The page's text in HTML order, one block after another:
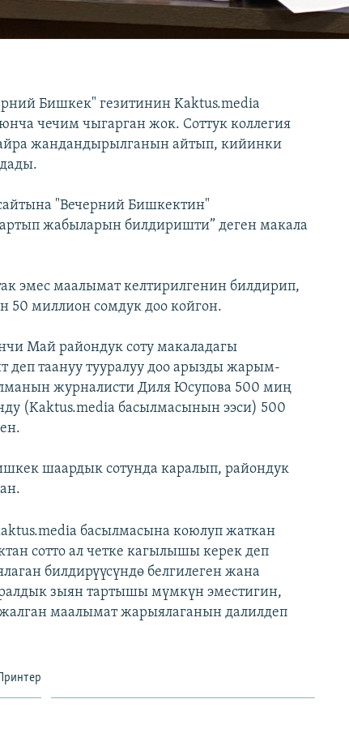
Бишкек" гезитинин Kaktus.media
чечим чыгарган жок. Соттук коллегия
жандандырылганын айтып, кийинки
"Вечерний Бишкектин"
жабыларын билдиришти” деген макала
эмес маалымат келтирилгенин билдирип,
50 миллион сомдук доо койгон.
Май райондук соту макаладагы
таануу тууралуу доо арызды жарым-
журналисти Диля Юсупова 500 миң
(Kaktus.media басылмасынын ээси) 500
шаардык сотунда каралып, райондук
басылмасына коюлуп жаткан
сотто ал четке кагылышы керек деп
билдирүүсүндө белгилеген жана
зыян тартышы мүмкүн эместигин,
маалымат жарыялаганын далилдеп
Принтер